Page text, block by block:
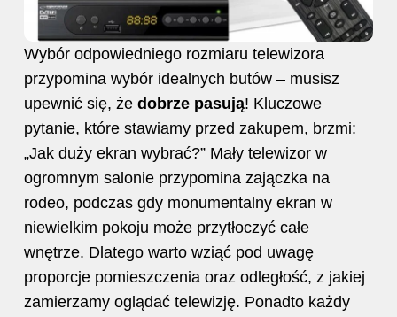
Wybór odpowiedniego rozmiaru telewizora
przypomina wybór idealnych butów – musisz
upewnić się, że dobrze pasują! Kluczowe
pytanie, które stawiamy przed zakupem, brzmi:
„Jak duży ekran wybrać?” Mały telewizor w
ogromnym salonie przypomina zajączka na
rodeo, podczas gdy monumentalny ekran w
niewielkim pokoju może przytłoczyć całe
wnętrze. Dlatego warto wziąć pod uwagę
proporcje pomieszczenia oraz odległość, z jakiej
zamierzamy oglądać telewizję. Ponadto każdy